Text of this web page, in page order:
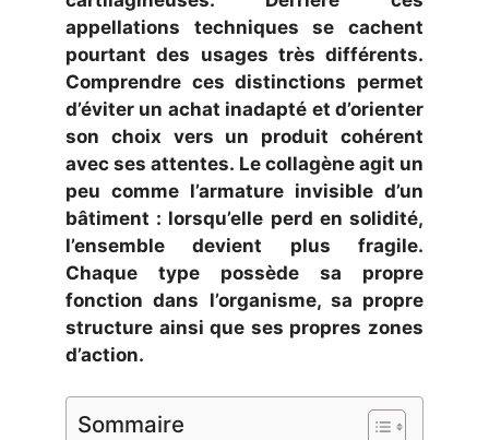
appellations techniques se cachent
pourtant des usages très différents.
Comprendre ces distinctions permet
d’éviter un achat inadapté et d’orienter
son choix vers un produit cohérent
avec ses attentes. Le collagène agit un
peu comme l’armature invisible d’un
bâtiment : lorsqu’elle perd en solidité,
l’ensemble devient plus fragile.
Chaque type possède sa propre
fonction dans l’organisme, sa propre
structure ainsi que ses propres zones
d’action.
Sommaire